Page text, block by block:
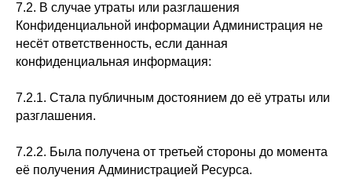
7.2. В случае утраты или разглашения
Конфиденциальной информации Администрация не
несёт ответственность, если данная
конфиденциальная информация:
7.2.1. Стала публичным достоянием до её утраты или
разглашения.
7.2.2. Была получена от третьей стороны до момента
её получения Администрацией Ресурса.